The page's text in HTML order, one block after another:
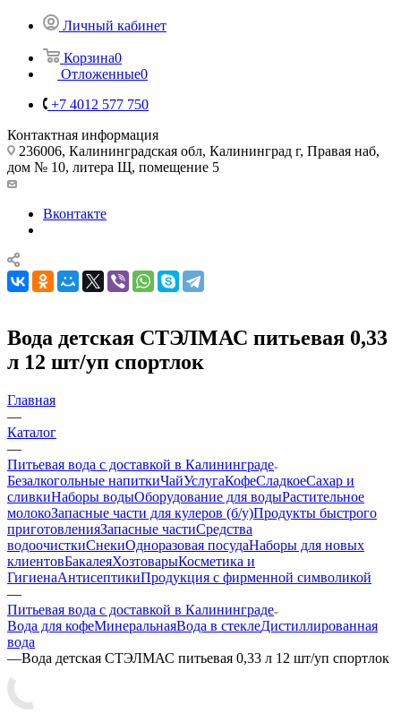
Личный кабинет
Корзина0
Отложенные0
+7 4012 577 750
Контактная информация
236006, Калининградская обл, Калининград г, Правая наб,
дом № 10, литера Щ, помещение 5
Вконтакте
Вода детская СТЭЛМАС питьевая 0,33
л 12 шт/уп спортлок
Главная
—
Каталог
—
Питьевая вода с доставкой в Калининграде
Безалкогольные напиткиЧайУслугаКофеСладкоеСахар и
сливкиНаборы водыОборудование для водыРастительное
молокоЗапасные части для кулеров (б/у)Продукты быстрого
приготовленияЗапасные частиСредства
водоочисткиСнекиОдноразовая посудаНаборы для новых
клиентовБакалеяХозтоварыКосметика и
ГигиенаАнтисептикиПродукция с фирменной символикой
—
Питьевая вода с доставкой в Калининграде
Вода для кофеМинеральнаяВода в стеклеДистиллированная
вода
—Вода детская СТЭЛМАС питьевая 0,33 л 12 шт/уп спортлок